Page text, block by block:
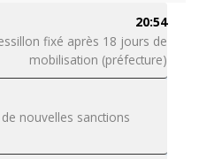
20:54
fixé après 18 jours de
mobilisation (préfecture)
nouvelles sanctions